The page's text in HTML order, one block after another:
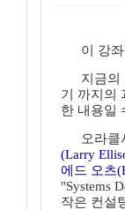
이 강
지금의
기 까지의
한 내용일
오라클
(Larry
에드 오츠
"Systems
작은 컨설